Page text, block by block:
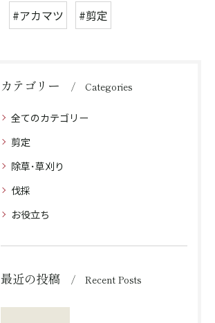
#アカマツ #剪定
カテゴリー Categories
全てのカテゴリー
剪定
除草･草刈り
伐採
お役立ち
最近の投稿 Recent Posts